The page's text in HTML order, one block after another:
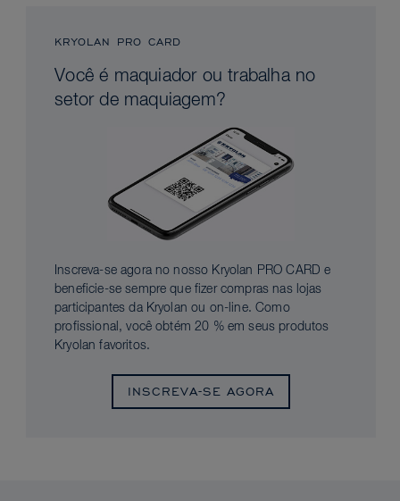
KRYOLAN PRO CARD
Você é maquiador ou trabalha no
setor de maquiagem?
Inscreva-se agora no nosso Kryolan PRO CARD e
beneficie-se sempre que fizer compras nas lojas
participantes da Kryolan ou on-line. Como
profissional, você obtém 20 % em seus produtos
Kryolan favoritos.
INSCREVA-SE AGORA